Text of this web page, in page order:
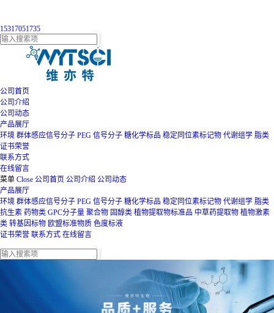
15317051735
公司首页
公司介绍
公司动态
产品展厅
环境 群体感应信号分子 PEG 信号分子 糖化学标品 稳定同位素标记物 代谢组学 脂类
证书荣誉
联系方式
在线留言
菜单 Close 公司首页 公司介绍 公司动态
产品展厅
环境 群体感应信号分子 PEG 信号分子 糖化学标品 稳定同位素标记物 代谢组学 脂类
抗生素 药物类 GPC分子量 聚合物 固醇类 植物提取物标准品 中草药提取物 植物激素
类 转基因标物 欧盟标准物质 色度标液
证书荣誉 联系方式 在线留言